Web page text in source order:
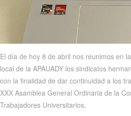
El día de hoy 8 de abril nos reunimos en
local de la APAUADY los sindicatos
con la finalidad de dar continuidad a los
XXX Asamblea General Ordinaria de la
Trabajadores Universitarios.